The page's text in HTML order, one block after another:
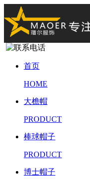
首页
HOME
大檐帽
PRODUCT
棒球帽子
PRODUCT
博士帽子